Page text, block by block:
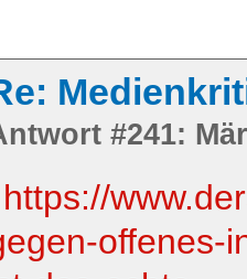
#241:
https://
offenes-